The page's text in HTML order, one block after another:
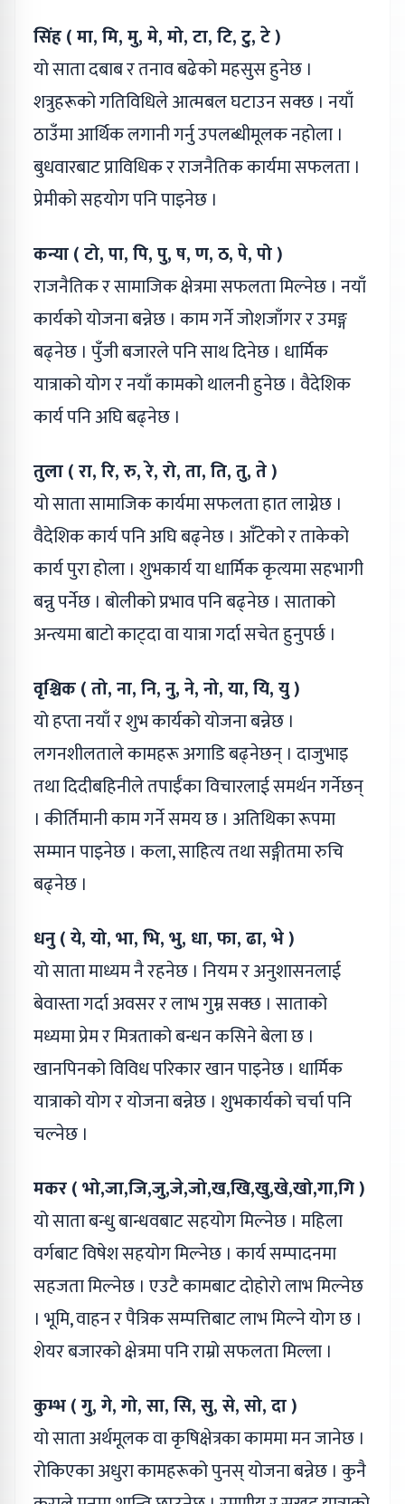
सिंह ( मा, मि, मु, मे, मो, टा, टि, टु, टे )
यो साता दबाब र तनाव बढेको महसुस हुनेछ ।
शत्रुहरूको गतिविधिले आत्मबल घटाउन सक्छ । नयाँ
ठाउँमा आर्थिक लगानी गर्नु उपलब्धीमूलक नहोला ।
बुधवारबाट प्राविधिक र राजनैतिक कार्यमा सफलता ।
प्रेमीको सहयोग पनि पाइनेछ ।
कन्या ( टो, पा, पि, पु, ष, ण, ठ, पे, पो )
राजनैतिक र सामाजिक क्षेत्रमा सफलता मिल्नेछ । नयाँ
कार्यको योजना बन्नेछ । काम गर्ने जोशजाँगर र उमङ्ग
बढ्नेछ । पुँजी बजारले पनि साथ दिनेछ । धार्मिक
यात्राको योग र नयाँ कामको थालनी हुनेछ । वैदेशिक
कार्य पनि अघि बढ्नेछ ।
तुला ( रा, रि, रु, रे, रो, ता, ति, तु, ते )
यो साता सामाजिक कार्यमा सफलता हात लाग्नेछ ।
वैदेशिक कार्य पनि अघि बढ्नेछ । आँटेको र ताकेको
कार्य पुरा होला । शुभकार्य या धार्मिक कृत्यमा सहभागी
बन्नु पर्नेछ । बोलीको प्रभाव पनि बढ्नेछ । साताको
अन्त्यमा बाटो काट्दा वा यात्रा गर्दा सचेत हुनुपर्छ ।
वृश्चिक ( तो, ना, नि, नु, ने, नो, या, यि, यु )
यो हप्ता नयाँ र शुभ कार्यको योजना बन्नेछ ।
लगनशीलताले कामहरू अगाडि बढ्नेछन् । दाजुभाइ
तथा दिदीबहिनीले तपाईँका विचारलाई समर्थन गर्नेछन्
। कीर्तिमानी काम गर्ने समय छ । अतिथिका रूपमा
सम्मान पाइनेछ । कला, साहित्य तथा सङ्गीतमा रुचि
बढ्नेछ ।
धनु ( ये, यो, भा, भि, भु, धा, फा, ढा, भे )
यो साता माध्यम नै रहनेछ । नियम र अनुशासनलाई
बेवास्ता गर्दा अवसर र लाभ गुम्न सक्छ । साताको
मध्यमा प्रेम र मित्रताको बन्धन कसिने बेला छ ।
खानपिनको विविध परिकार खान पाइनेछ । धार्मिक
यात्राको योग र योजना बन्नेछ । शुभकार्यको चर्चा पनि
चल्नेछ ।
मकर ( भो,जा,जि,जु,जे,जो,ख,खि,खु,खे,खो,गा,गि )
यो साता बन्धु बान्धवबाट सहयोग मिल्नेछ । महिला
वर्गबाट विषेश सहयोग मिल्नेछ । कार्य सम्पादनमा
सहजता मिल्नेछ । एउटै कामबाट दोहोरो लाभ मिल्नेछ
। भूमि, वाहन र पैत्रिक सम्पत्तिबाट लाभ मिल्ने योग छ ।
शेयर बजारको क्षेत्रमा पनि राम्रो सफलता मिल्ला ।
कुम्भ ( गु, गे, गो, सा, सि, सु, से, सो, दा )
यो साता अर्थमूलक वा कृषिक्षेत्रका काममा मन जानेछ ।
रोकिएका अधुरा कामहरूको पुनस् योजना बन्नेछ । कुनै